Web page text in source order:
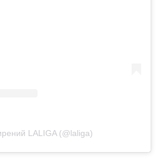
LALIGA (@laliga)